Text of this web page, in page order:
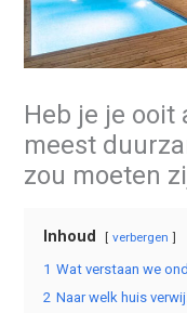
Heb je je ooit
meest
zou moeten
Inhoud verbergen
1 Wat verstaan we
2 Naar welk huis